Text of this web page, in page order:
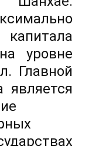
уровне
Главной
является